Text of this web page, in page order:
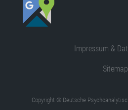
Impressum &
Sitemap
Copyright © Deutsche